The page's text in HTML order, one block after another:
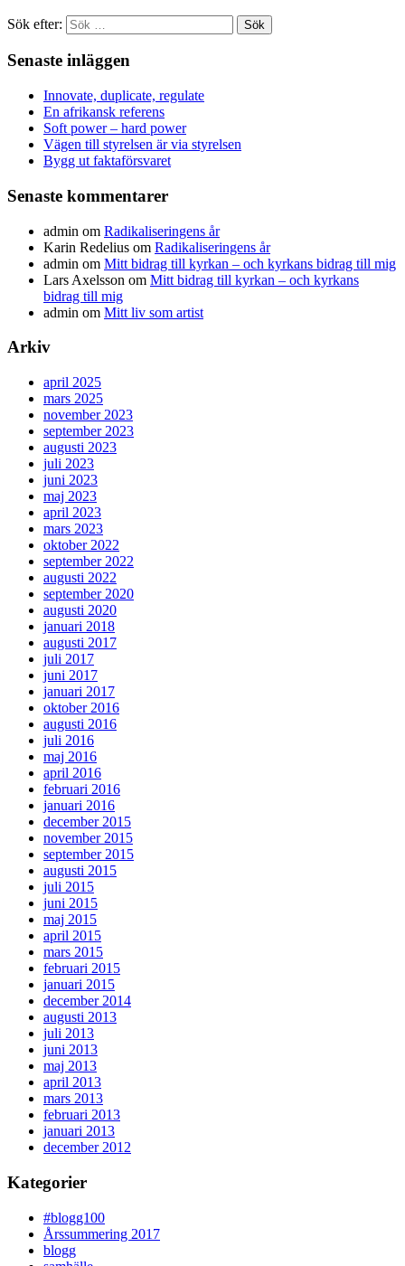
Sök efter:
Senaste inläggen
Innovate, duplicate, regulate
En afrikansk referens
Soft power – hard power
Vägen till styrelsen är via styrelsen
Bygg ut faktaförsvaret
Senaste kommentarer
admin om Radikaliseringens år
Karin Redelius om Radikaliseringens år
admin om Mitt bidrag till kyrkan – och kyrkans bidrag till mig
Lars Axelsson om Mitt bidrag till kyrkan – och kyrkans
bidrag till mig
admin om Mitt liv som artist
Arkiv
april 2025
mars 2025
november 2023
september 2023
augusti 2023
juli 2023
juni 2023
maj 2023
april 2023
mars 2023
oktober 2022
september 2022
augusti 2022
september 2020
augusti 2020
januari 2018
augusti 2017
juli 2017
juni 2017
januari 2017
oktober 2016
augusti 2016
juli 2016
maj 2016
april 2016
februari 2016
januari 2016
december 2015
november 2015
september 2015
augusti 2015
juli 2015
juni 2015
maj 2015
april 2015
mars 2015
februari 2015
januari 2015
december 2014
augusti 2013
juli 2013
juni 2013
maj 2013
april 2013
mars 2013
februari 2013
januari 2013
december 2012
Kategorier
#blogg100
Årssummering 2017
blogg